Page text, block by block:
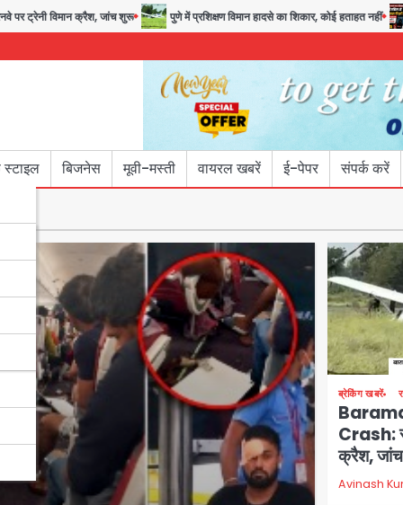
क्रैश, जांच शुरू पुणे में प्रशिक्षण विमान हादसे का शिकार, कोई हताहत नहीं
बिजनेस मूवी-मस्ती वायरल खबरें ई-पेपर संपर्क करें
ब्रेकिंग खबरें
Crash:
क्रैश,
Avinash